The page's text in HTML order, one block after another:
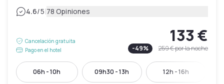
4.6/5|78 Opiniones
Cancelación gratuita
Pago en el hotel
133 €
-49% 259 €por la noche
06h - 10h 09h30 - 13h 12h - 16h